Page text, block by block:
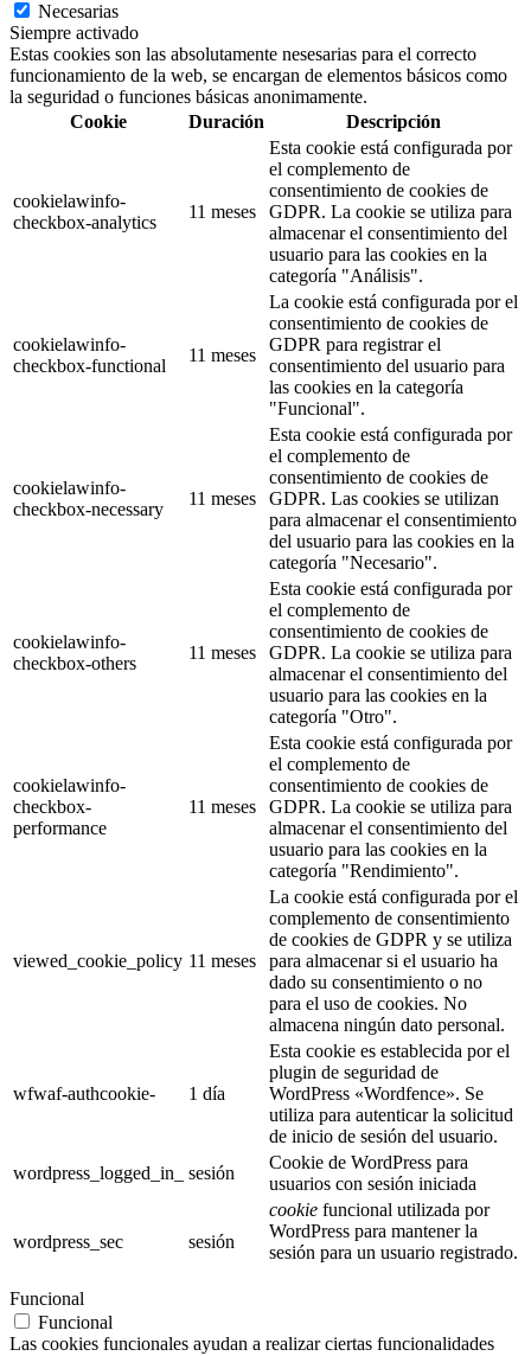
Necesarias
Siempre activado
Estas cookies son las absolutamente nesesarias para el correcto
funcionamiento de la web, se encargan de elementos básicos como
la seguridad o funciones básicas anonimamente.
Cookie
Duración Descripción
cookielawinfo-
checkbox-analytics
11 meses
Esta cookie está configurada por
el complemento de
consentimiento de cookies de
GDPR. La cookie se utiliza para
almacenar el consentimiento del
usuario para las cookies en la
categoría "Análisis".
cookielawinfo-
checkbox-functional
11 meses
La cookie está configurada por el
consentimiento de cookies de
GDPR para registrar el
consentimiento del usuario para
las cookies en la categoría
"Funcional".
cookielawinfo-
checkbox-necessary
11 meses
Esta cookie está configurada por
el complemento de
consentimiento de cookies de
GDPR. Las cookies se utilizan
para almacenar el consentimiento
del usuario para las cookies en la
categoría "Necesario".
cookielawinfo-
checkbox-others
11 meses
Esta cookie está configurada por
el complemento de
consentimiento de cookies de
GDPR. La cookie se utiliza para
almacenar el consentimiento del
usuario para las cookies en la
categoría "Otro".
cookielawinfo-
checkbox-
performance
11 meses
Esta cookie está configurada por
el complemento de
consentimiento de cookies de
GDPR. La cookie se utiliza para
almacenar el consentimiento del
usuario para las cookies en la
categoría "Rendimiento".
viewed_cookie_policy 11 meses
La cookie está configurada por el
complemento de consentimiento
de cookies de GDPR y se utiliza
para almacenar si el usuario ha
dado su consentimiento o no
para el uso de cookies. No
almacena ningún dato personal.
wfwaf-authcookie- 1 día
Esta cookie es establecida por el
plugin de seguridad de
WordPress «Wordfence». Se
utiliza para autenticar la solicitud
de inicio de sesión del usuario.
wordpress_logged_in_
sesión
Cookie de WordPress para
usuarios con sesión iniciada
wordpress_sec sesión
cookie funcional utilizada por
WordPress para mantener la
sesión para un usuario registrado.
Funcional
Funcional
Las cookies funcionales ayudan a realizar ciertas funcionalidades